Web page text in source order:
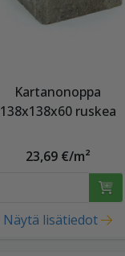
Kartanonoppa
138x138x60 ruskea
23,69 €/m²
Näytä lisätiedot